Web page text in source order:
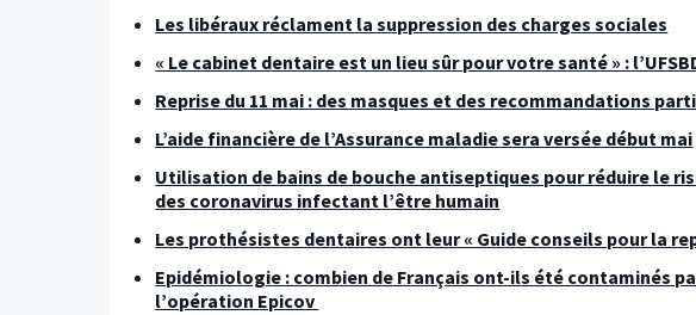
Les libéraux réclament la suppression des charges sociales
« Le cabinet dentaire est un lieu sûr pour votre santé » :
Reprise du 11 mai : des masques et des recommandations
L’aide financière de l’Assurance maladie sera versée début mai
Utilisation de bains de bouche antiseptiques pour réduire le
des coronavirus infectant l’être humain
Les prothésistes dentaires ont leur « Guide conseils pour la
Epidémiologie : combien de Français ont-ils été contaminés
l’opération Epicov